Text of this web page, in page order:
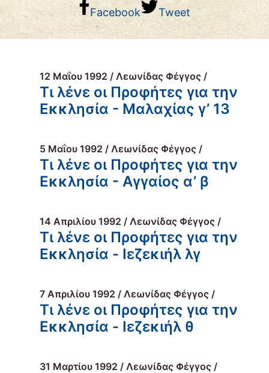
Facebook Tweet
12 Μαΐου 1992 / Λεωνίδας Φέγγος /
Τι λένε οι Προφήτες για την
Εκκλησία - Μαλαχίας γ’ 13
5 Μαΐου 1992 / Λεωνίδας Φέγγος /
Τι λένε οι Προφήτες για την
Εκκλησία - Αγγαίος α’ β
14 Απριλίου 1992 / Λεωνίδας Φέγγος /
Τι λένε οι Προφήτες για την
Εκκλησία - Ιεζεκιήλ λγ
7 Απριλίου 1992 / Λεωνίδας Φέγγος /
Τι λένε οι Προφήτες για την
Εκκλησία - Ιεζεκιήλ θ
31 Μαρτίου 1992 / Λεωνίδας Φέγγος /